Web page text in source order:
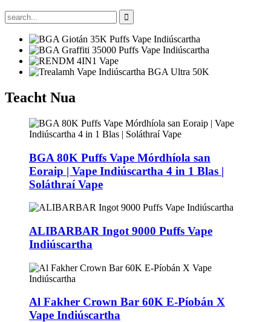
Teacht Nua
BGA 80K Puffs Vape Mórdhíola san
Eoraip | Vape Indiúscartha 4 in 1 Blas |
Soláthraí Vape
ALIBARBAR Ingot 9000 Puffs Vape
Indiúscartha
Al Fakher Crown Bar 60K E-Píobán X
Vape Indiúscartha